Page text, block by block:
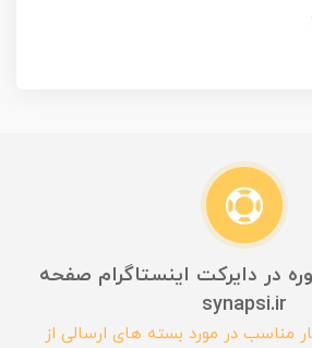
در دایرکت اینستاگرام صفحه
synapsi.ir
مناسب در مورد بسته های ارسالی از